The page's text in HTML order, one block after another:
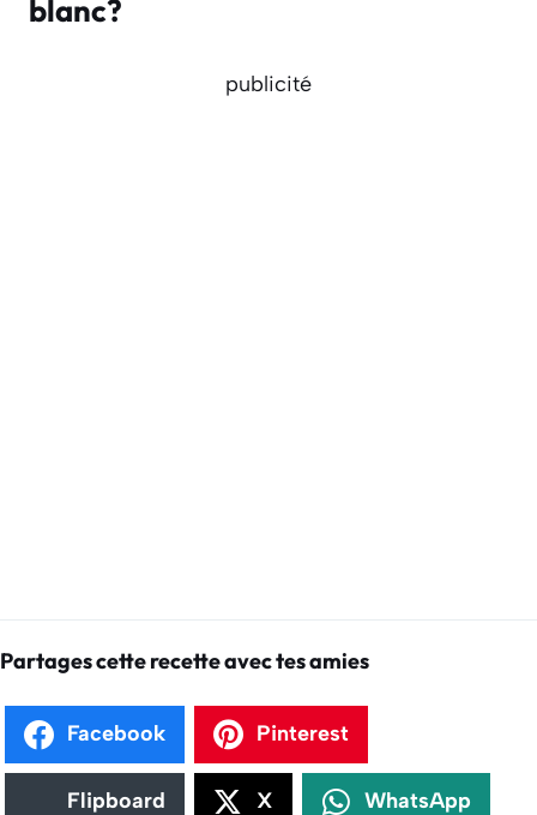
blanc?
publicité
Partages cette recette avec tes amies
Facebook Pinterest
Flipboard X WhatsApp